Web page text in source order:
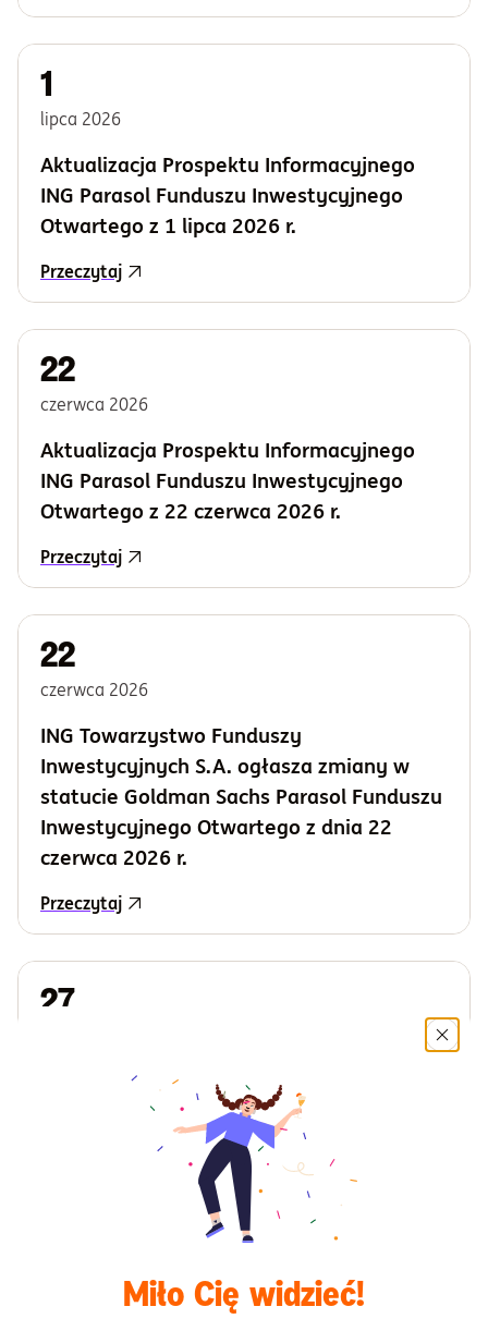
1
lipca 2026
Aktualizacja Prospektu Informacyjnego
ING Parasol Funduszu Inwestycyjnego
Otwartego z 1 lipca 2026 r.
Przeczytaj
22
czerwca 2026
Aktualizacja Prospektu Informacyjnego
ING Parasol Funduszu Inwestycyjnego
Otwartego z 22 czerwca 2026 r.
Przeczytaj
22
czerwca 2026
ING Towarzystwo Funduszy
Inwestycyjnych S.A. ogłasza zmiany w
statucie Goldman Sachs Parasol Funduszu
Inwestycyjnego Otwartego z dnia 22
czerwca 2026 r.
Przeczytaj
27
Goldman Sachs Towarzystwo Funduszy
Inwestycyjnych S.A. ogłasza zmiany w
statucie Goldman Sachs Parasol Funduszu
Inwestycyjnego Otwartego z dnia 27 maja
Miło Cię widzieć!